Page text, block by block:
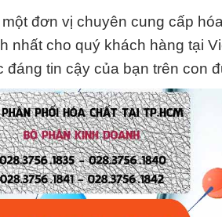
đơn vị chuyên cung cấp
nhất cho quý khách hàng tại
đáng tin cậy của bạn trên con